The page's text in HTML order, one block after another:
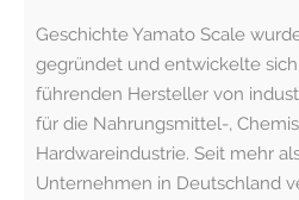
Geschichte Yamato Scale
gegründet und entwickelte
führenden Hersteller von
für die Nahrungsmittel-,
Hardwareindustrie. Seit mehr
Unternehmen in Deutschland